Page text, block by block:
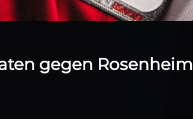
gegen Rosenheim